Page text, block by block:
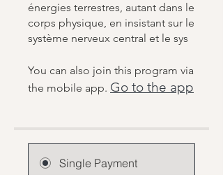
énergies terrestres, autant dans le
corps physique, en insistant sur le
système nerveux central et le sys
You can also join this program via
the mobile app. Go to the app
Single Payment